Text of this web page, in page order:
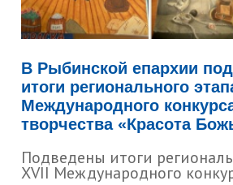
В Рыбинской епархии
итоги регионального
Международного
творчества «Красота
Подведены итоги
XVII Международного